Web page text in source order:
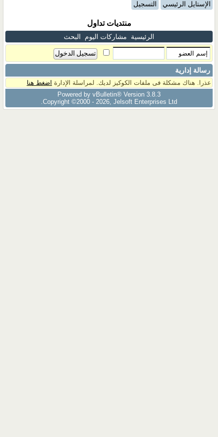
الإستايل الرئيسي التسجيل
منتديات تداول
الرئيسية مشاركات اليوم البحث
رسالة إدارية
عذرا. هناك مشكلة فى ملفات الكوكيز لديك. لمراسلة الإدارة اضغط هنا
Powered by vBulletin® Version 3.8.3
Copyright ©2000 - 2026, Jelsoft Enterprises Ltd.